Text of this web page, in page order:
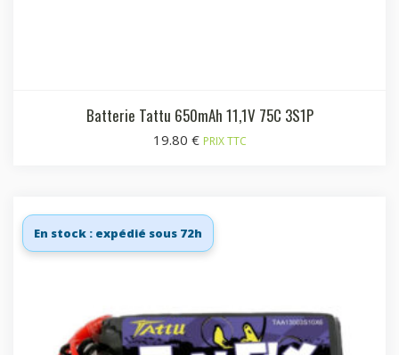
Batterie Tattu 650mAh 11,1V 75C 3S1P
19.80 € PRIX TTC
En stock : expédié sous 72h